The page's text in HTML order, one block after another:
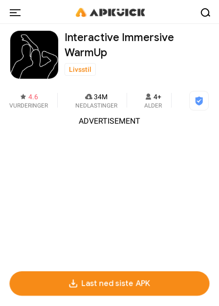
Interactive Immersive
WarmUp
Livsstil
4.6
VURDERINGER
34M
NEDLASTINGER
4+
ALDER
ADVERTISEMENT
Last ned siste APK